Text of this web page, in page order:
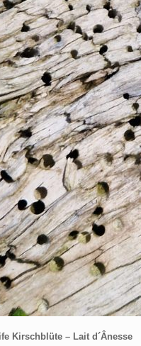
Kirschblüte – Lait d´Ânesse